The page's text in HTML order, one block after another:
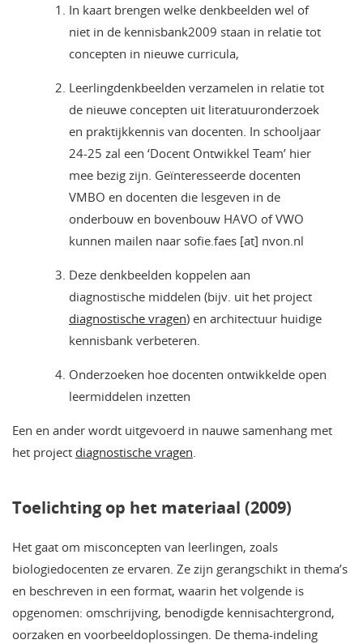
In kaart brengen welke denkbeelden wel of
niet in de kennisbank2009 staan in relatie tot
concepten in nieuwe curricula,
Leerlingdenkbeelden verzamelen in relatie tot
de nieuwe concepten uit literatuuronderzoek
en praktijkkennis van docenten. In schooljaar
24-25 zal een ‘Docent Ontwikkel Team’ hier
mee bezig zijn. Geïnteresseerde docenten
VMBO en docenten die lesgeven in de
onderbouw en bovenbouw HAVO of VWO
kunnen mailen naar sofie.faes [at] nvon.nl
Deze denkbeelden koppelen aan
diagnostische middelen (bijv. uit het project
diagnostische vragen) en architectuur huidige
kennisbank verbeteren.
Onderzoeken hoe docenten ontwikkelde open
leermiddelen inzetten
Een en ander wordt uitgevoerd in nauwe samenhang met
het project diagnostische vragen.
Toelichting op het materiaal (2009)
Het gaat om misconcepten van leerlingen, zoals
biologiedocenten ze ervaren. Ze zijn gerangschikt in thema’s
en beschreven in een format, waarin het volgende is
opgenomen: omschrijving, benodigde kennisachtergrond,
oorzaken en voorbeeldoplossingen. De thema-indeling